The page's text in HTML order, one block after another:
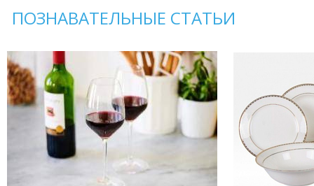
ПОЗНАВАТЕЛЬНЫЕ СТАТЬИ